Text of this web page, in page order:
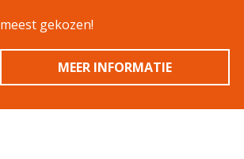
meest gekozen!
MEER INFORMATIE